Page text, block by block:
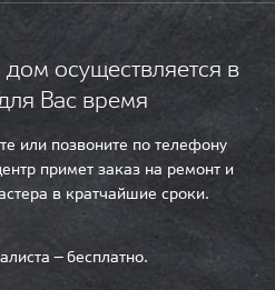
осуществляется в
Вас время
или позвоните по телефону
примет заказ на ремонт и
в кратчайшие сроки.
— бесплатно.